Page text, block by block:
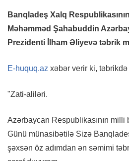
Banqladeş Xalq
Məhəmməd Şahabuddin
Prezidenti İlham Əliyevə təbrik
E-huquq.az xəbər verir ki,
"Zati-aliləri.
Azərbaycan Respublikasının milli
Günü münasibətilə Sizə
şəxsən öz adımdan ən səmimi